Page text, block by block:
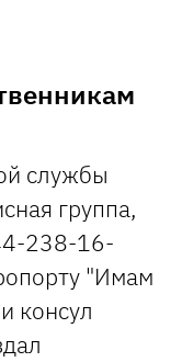
службы
группа,
238-16-
"Имам
консул